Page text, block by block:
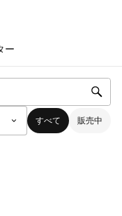
ー
すべて 販売中